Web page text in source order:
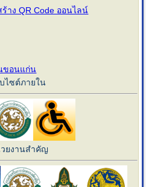
ร้าง QR Code ออนไลน์
ขอนแก่น
ไซต์ภายใน
ยงานสำคัญ